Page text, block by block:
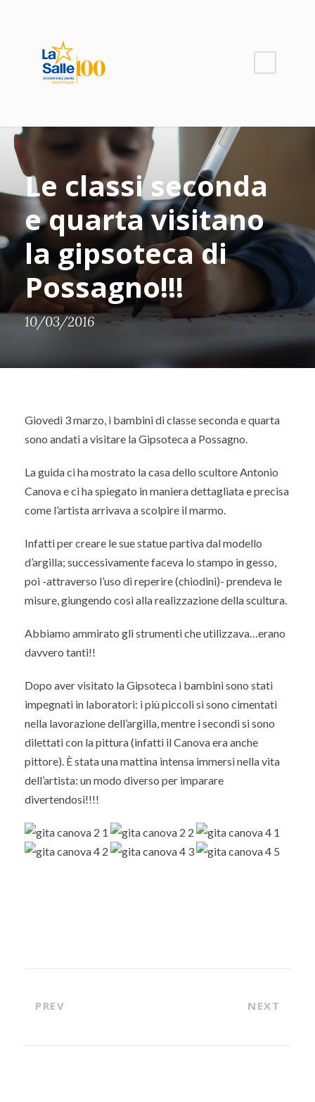
Le classi seconda
e quarta visitano
la gipsoteca di
Possagno!!!
10/03/2016
Giovedì 3 marzo, i bambini di classe seconda e quarta
sono andati a visitare la Gipsoteca a Possagno.
La guida ci ha mostrato la casa dello scultore Antonio
Canova e ci ha spiegato in maniera dettagliata e precisa
come l’artista arrivava a scolpire il marmo.
Infatti per creare le sue statue partiva dal modello
d’argilla; successivamente faceva lo stampo in gesso,
poi -attraverso l’uso di reperire (chiodini)- prendeva le
misure, giungendo così alla realizzazione della scultura.
Abbiamo ammirato gli strumenti che utilizzava…erano
davvero tanti!!
Dopo aver visitato la Gipsoteca i bambini sono stati
impegnati in laboratori: i più piccoli si sono cimentati
nella lavorazione dell’argilla, mentre i secondi si sono
dilettati con la pittura (infatti il Canova era anche
pittore). È stata una mattina intensa immersi nella vita
dell’artista: un modo diverso per imparare
divertendosi!!!!
PREV NEXT